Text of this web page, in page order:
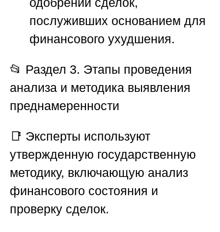
послуживших основанием для
финансового ухудшения.
📂 Раздел 3. Этапы проведения
анализа и методика выявления
преднамеренности
📑 Эксперты используют
утвержденную государственную
методику, включающую анализ
финансового состояния и
проверку сделок.